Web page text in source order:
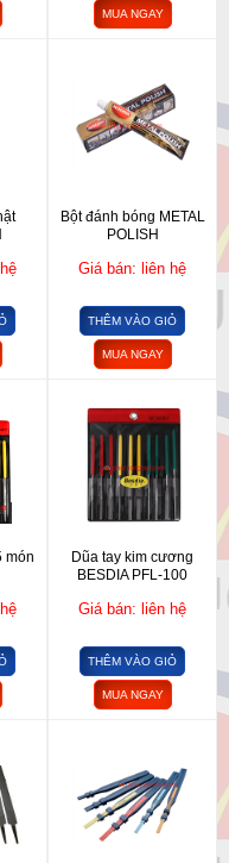
MUA NGAY
Bột đánh bóng METAL
POLISH
Giá bán: liên hệ
THÊM VÀO GIỎ
MUA NGAY
món
Dũa tay kim cương
BESDIA PFL-100
Giá bán: liên hệ
THÊM VÀO GIỎ
MUA NGAY